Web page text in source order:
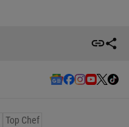
Top Chef